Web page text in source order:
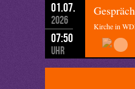
01.07.
2026
07:50
Uhr
Kirche in